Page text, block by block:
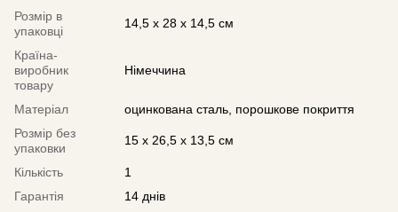
Розмір в
упаковці
14,5 x 28 x 14,5 см
Країна-
виробник
товару
Німеччина
Матеріал
оцинкована сталь, порошкове покриття
Розмір без
упаковки
15 x 26,5 x 13,5 см
Кількість
1
Гарантія
14 днів